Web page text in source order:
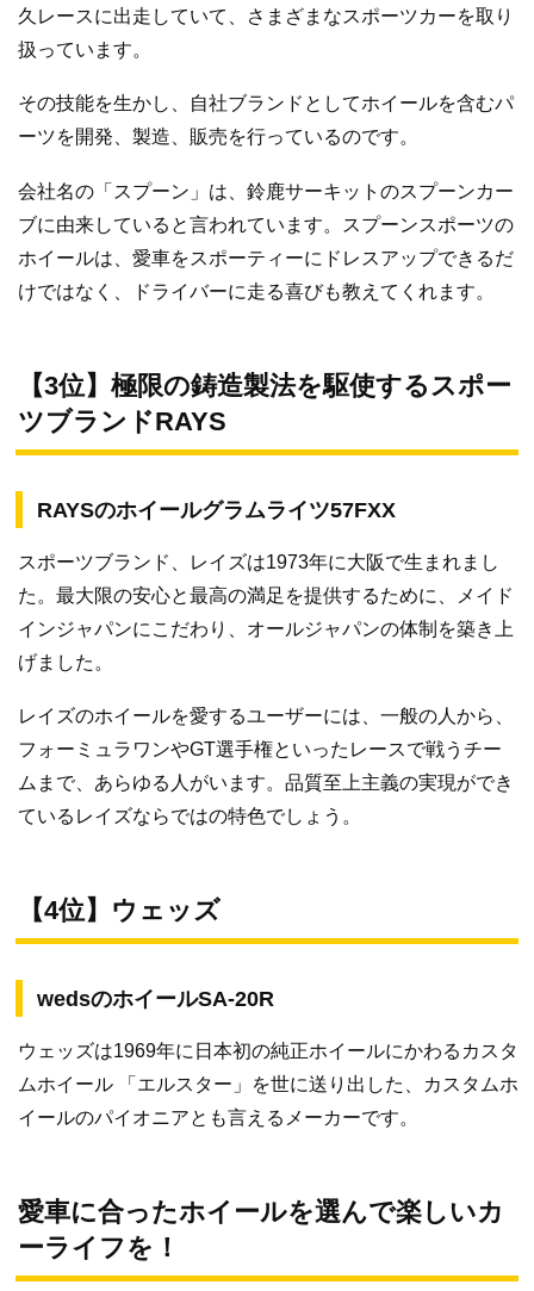
久レースに出走していて、さまざまなスポーツカーを取り
扱っています。
その技能を生かし、自社ブランドとしてホイールを含むパ
ーツを開発、製造、販売を行っているのです。
会社名の「スプーン」は、鈴鹿サーキットのスプーンカー
ブに由来していると言われています。スプーンスポーツの
ホイールは、愛車をスポーティーにドレスアップできるだ
けではなく、ドライバーに走る喜びも教えてくれます。
【3位】極限の鋳造製法を駆使するスポー
ツブランドRAYS
RAYSのホイールグラムライツ57FXX
スポーツブランド、レイズは1973年に大阪で生まれまし
た。最大限の安心と最高の満足を提供するために、メイド
インジャパンにこだわり、オールジャパンの体制を築き上
げました。
レイズのホイールを愛するユーザーには、一般の人から、
フォーミュラワンやGT選手権といったレースで戦うチー
ムまで、あらゆる人がいます。品質至上主義の実現ができ
ているレイズならではの特色でしょう。
【4位】ウェッズ
wedsのホイールSA-20R
ウェッズは1969年に日本初の純正ホイールにかわるカスタ
ムホイール 「エルスター」を世に送り出した、カスタムホ
イールのパイオニアとも言えるメーカーです。
愛車に合ったホイールを選んで楽しいカ
ーライフを！